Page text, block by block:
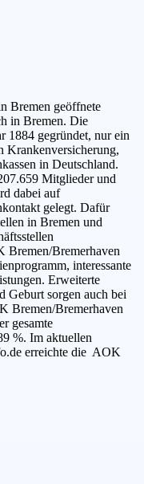
Bremen geöffnete
in Bremen. Die
1884 gegründet, nur ein
Krankenversicherung,
in Deutschland.
Mitglieder und
dabei auf
gelegt. Dafür
in Bremen und
Bremen/Bremerhaven
interessante
Erweiterte
Geburt sorgen auch bei
Bremen/Bremerhaven
gesamte
%. Im aktuellen
erreichte die AOK